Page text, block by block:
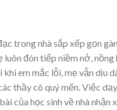
trong nhà sắp xếp gọn
đón tiếp niềm nở,
em mắc lỗi, mẹ vẫn dịu
thầy cô quý mến. Việc
của học sinh về nhà nhận